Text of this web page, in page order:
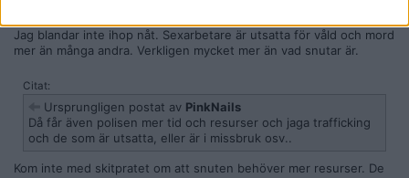
Jag blandar inte ihop nåt. Sexarbetare är utsatta för våld och mord
mer än många andra. Verkligen mycket mer än vad snutar är.
Citat:
Ursprungligen postat av PinkNails
Då får även polisen mer tid och resurser och jaga trafficking
och de som är utsatta, eller är i missbruk osv..
Kom inte med skitpratet om att snuten behöver mer resurser. De